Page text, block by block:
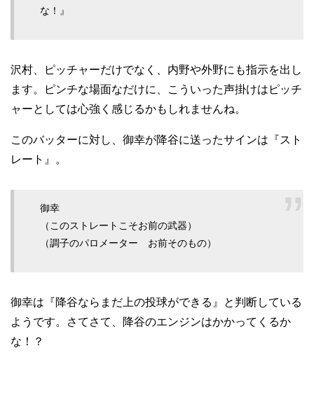
な！』
沢村、ピッチャーだけでなく、内野や外野にも指示を出し
ます。ピンチな場面なだけに、こういった声掛けはピッチ
ャーとしては心強く感じるかもしれませんね。
このバッターに対し、御幸が降谷に送ったサインは『スト
レート』。
御幸
（このストレートこそお前の武器）
（調子のパロメーター お前そのもの）
御幸は『降谷ならまだ上の投球ができる』と判断している
ようです。さてさて、降谷のエンジンはかかってくるか
な！？